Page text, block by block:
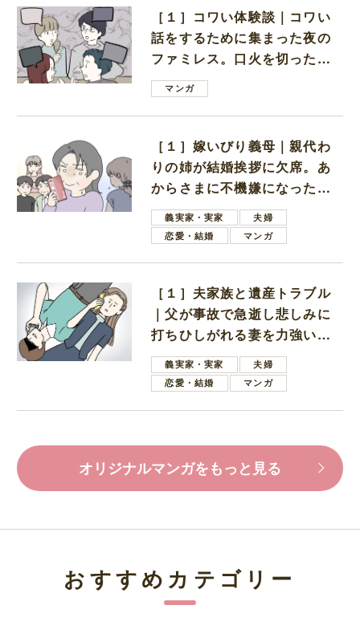
［１］コワい体験談｜コワい
話をするために集まった夜の
ファミレス。口火を切ったの
は電車好きの男の子ママ
マンガ
［１］嫁いびり義母｜親代わ
りの姉が結婚挨拶に欠席。あ
からさまに不機嫌になった義
母義実家・実家
夫婦
恋愛・結婚
マンガ
［１］夫家族と遺産トラブル
｜父が事故で急逝し悲しみに
打ちひしがれる妻を力強い言
葉で励ます夫
義実家・実家
夫婦
恋愛・結婚
マンガ
オリジナルマンガをもっと見る
おすすめカテゴリー